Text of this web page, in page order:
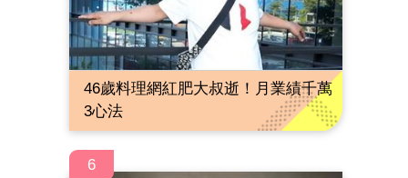
46歲料理網紅肥大叔逝！月業績千萬
3心法
6